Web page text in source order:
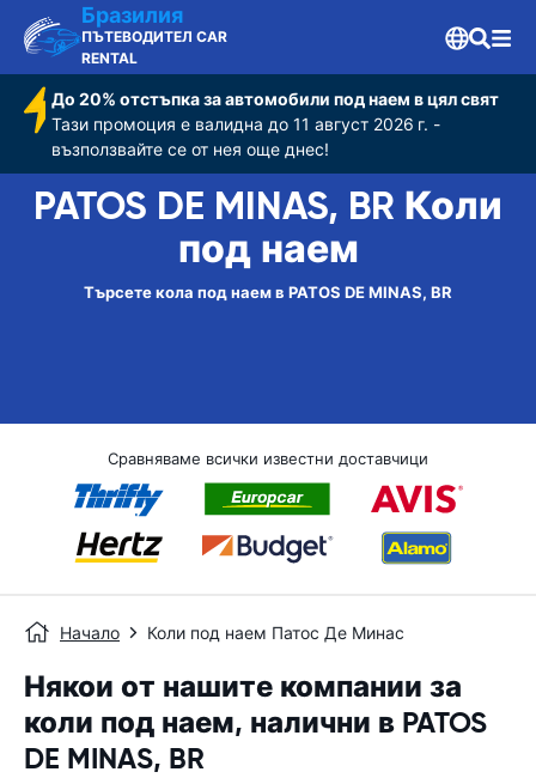
Бразилия
ПЪТЕВОДИТЕЛ CAR
RENTAL
До 20% отстъпка за автомобили под наем в цял свят
Тази промоция е валидна до 11 август 2026 г. -
възползвайте се от нея още днес!
PATOS DE MINAS, BR Коли
под наем
Търсете кола под наем в PATOS DE MINAS, BR
Сравняваме всички известни доставчици
Начало Коли под наем Патос Де Минас
Някои от нашите компании за
коли под наем, налични в PATOS
DE MINAS, BR